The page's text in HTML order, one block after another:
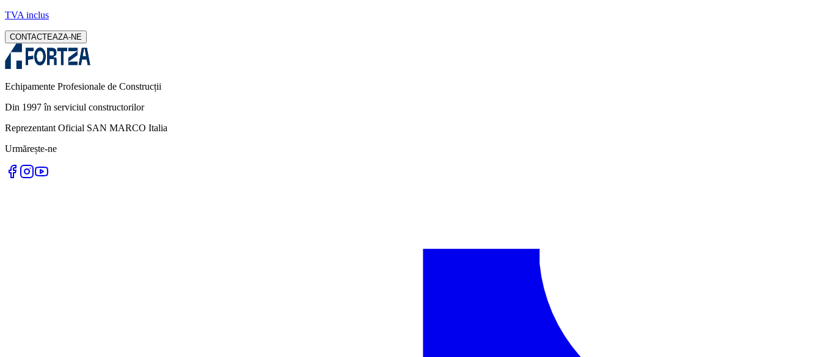
TVA inclus
CONTACTEAZA-NE
Echipamente Profesionale de Construcții
Din 1997 în serviciul constructorilor
Reprezentant Oficial SAN MARCO Italia
Urmărește-ne